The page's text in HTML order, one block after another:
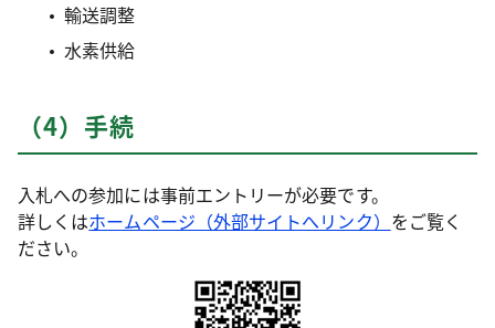
輸送調整
水素供給
（4）手続
入札への参加には事前エントリーが必要です。
詳しくはホームページ（外部サイトへリンク） をご覧く
ださい。